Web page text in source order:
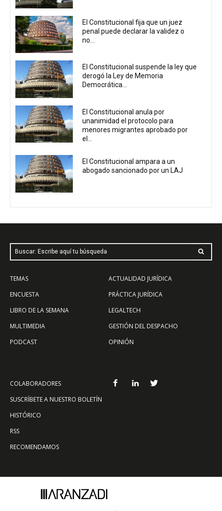
El Constitucional fija que un juez
penal puede declarar la validez o
no...
El Constitucional suspende la ley que
derogó la Ley de Memoria
Democrática...
El Constitucional anula por
unanimidad el protocolo para
menores migrantes aprobado por
el...
El Constitucional ampara a un
abogado sancionado por un LAJ
Buscar: Escribe aquí tu búsqueda
TEMAS
ENCUESTA
LIBRO DE LA SEMANA
MULTIMEDIA
PODCAST
ACTUALIDAD JURÍDICA
PRÁCTICA JURÍDICA
LEGALTECH
GESTIÓN DEL DESPACHO
OPINIÓN
COLABORADORES
SUSCRÍBETE A NUESTRO BOLETÍN
HISTÓRICO
RSS
RECOMENDAMOS